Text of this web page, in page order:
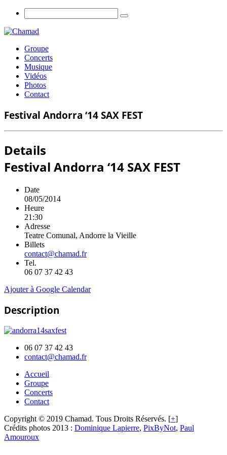
Groupe
Concerts
Musique
Vidéos
Photos
Contact
Festival Andorra ‘14 SAX FEST
Details
Festival Andorra ‘14 SAX FEST
Date
08/05/2014
Heure
21:30
Adresse
Teatre Comunal, Andorre la Vieille
Billets
contact@chamad.fr
Tel.
06 07 37 42 43
Ajouter à Google Calendar
Description
06 07 37 42 43
contact@chamad.fr
Accueil
Groupe
Concerts
Contact
Copyright © 2019 Chamad. Tous Droits Réservés. [+]
Crédits photos 2013 : Dominique Lapierre, PixByNot, Paul
Amouroux